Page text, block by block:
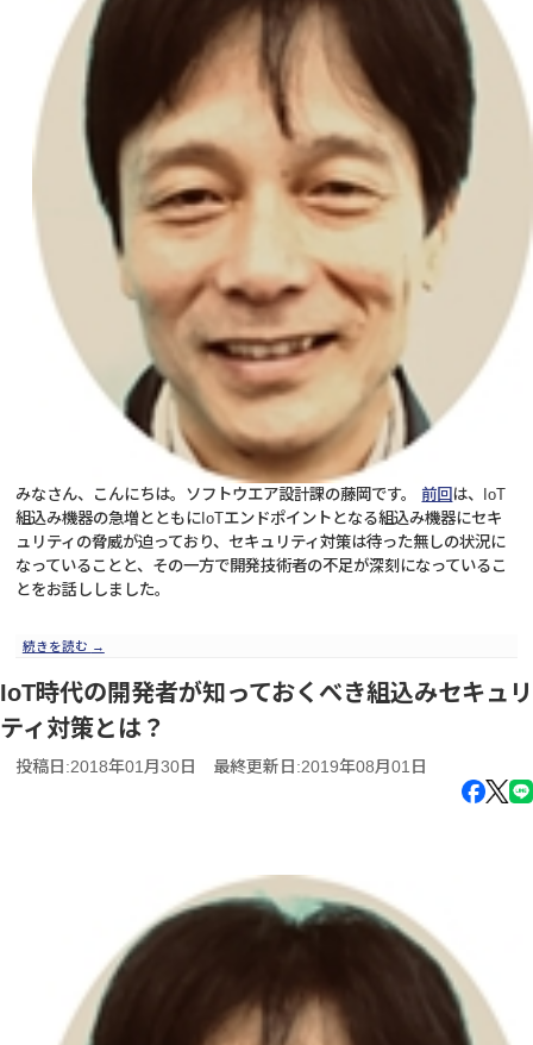
みなさん、こんにちは。ソフトウエア設計課の藤岡です。 前回は、IoT
組込み機器の急増とともにIoTエンドポイントとなる組込み機器にセキ
ュリティの脅威が迫っており、セキュリティ対策は待った無しの状況に
なっていることと、その一方で開発技術者の不足が深刻になっているこ
とをお話ししました。
続きを読む →
IoT時代の開発者が知っておくべき組込みセキュリ
ティ対策とは？
投稿日:2018年01月30日 最終更新日:2019年08月01日